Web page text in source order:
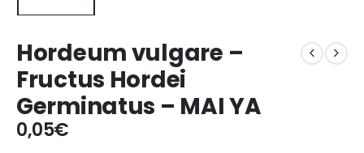
Hordeum vulgare –
Fructus Hordei
Germinatus – MAI YA
0,05€